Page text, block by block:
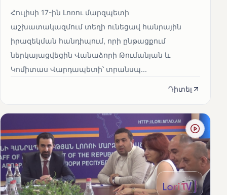
Հուլիսի 17-ին Լոռու մարզպետի
աշխատակազմում տեղի ունեցավ հանրային
իրազեկման հանդիպում, որի ընթացքում
ներկայացվեցին Վանաձորի Թումանյան և
Կոմիտաս Վարդապետի՝ տրանսպ...
Դիտել